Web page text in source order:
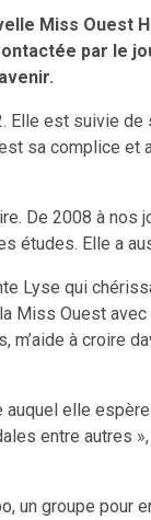
Miss Ouest
par le
est suivie
sa complice
De 2008 à nos
études. Elle a
Lyse qui
Ouest
à croire
elle
entre autres
un groupe pour